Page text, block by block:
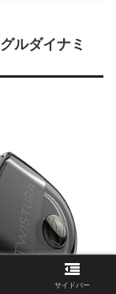
ルダイナミ
サイドバー